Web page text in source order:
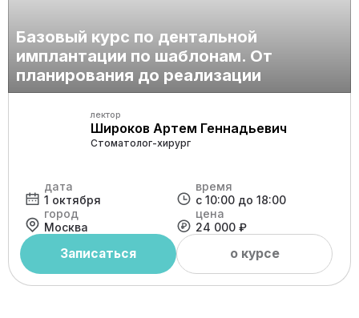
Базовый курс по дентальной
имплантации по шаблонам. От
планирования до реализации
лектор
Широков Артем Геннадьевич
Стоматолог-хирург
дата
1 октября
время
с 10:00 до 18:00
город
Москва
цена
24 000 ₽
Записаться о курсе